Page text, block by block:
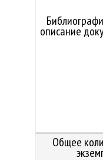
описание
Общее